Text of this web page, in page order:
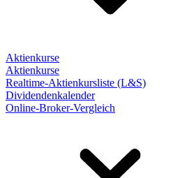
Aktienkurse
Aktienkurse
Realtime-Aktienkursliste (L&S)
Dividendenkalender
Online-Broker-Vergleich